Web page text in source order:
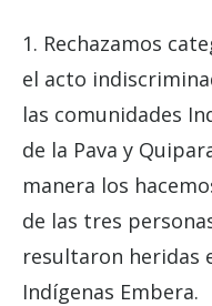
1. Rechazamos
el acto
las comunidades
de la Pava y
manera los
de las tres
resultaron heridas
Indígenas Embera.